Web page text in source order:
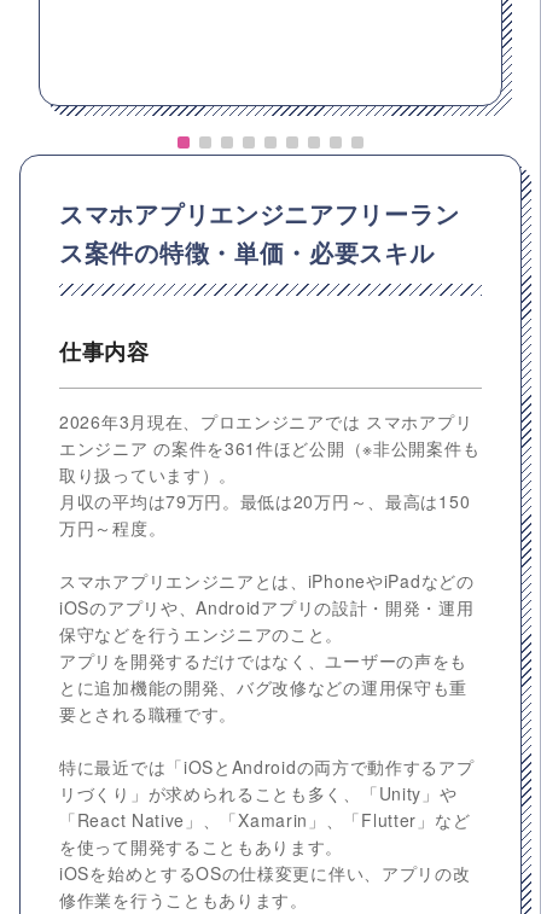
スマホアプリエンジニアフリーラン
ス案件の特徴・単価・必要スキル
仕事内容
2026年3月現在、プロエンジニアでは スマホアプリ
エンジニア の案件を361件ほど公開（※非公開案件も
取り扱っています）。
月収の平均は79万円。最低は20万円～、最高は150
万円～程度。
スマホアプリエンジニアとは、iPhoneやiPadなどの
iOSのアプリや、Androidアプリの設計・開発・運用
保守などを行うエンジニアのこと。
アプリを開発するだけではなく、ユーザーの声をも
とに追加機能の開発、バグ改修などの運用保守も重
要とされる職種です。
特に最近では「iOSとAndroidの両方で動作するアプ
リづくり」が求められることも多く、「Unity」や
「React Native」、「Xamarin」、「Flutter」など
を使って開発することもあります。
iOSを始めとするOSの仕様変更に伴い、アプリの改
修作業を行うこともあります。